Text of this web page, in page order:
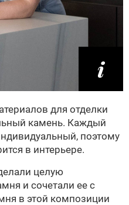
для отделки
камень. Каждый
поэтому
в интерьере.
целую
и сочетали ее с
в этой композиции